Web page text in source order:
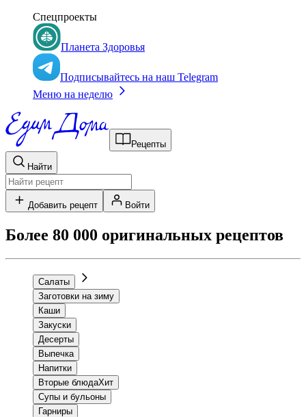
Спецпроекты
Планета Здоровья
Подписывайтесь на наш Telegram
Меню на неделю
Рецепты
Найти
Добавить рецепт Войти
Более 80 000 оригинальных рецептов
Салаты
Заготовки на зиму
Каши
Закуски
Десерты
Выпечка
Напитки
Вторые блюдаХит
Супы и бульоны
Гарниры